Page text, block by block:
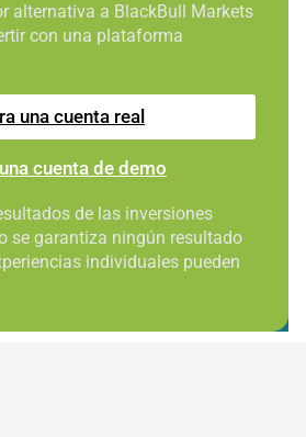
alternativa a BlackBull Markets
con una plataforma
una cuenta real
cuenta de demo
de las inversiones
se garantiza ningún resultado
individuales pueden